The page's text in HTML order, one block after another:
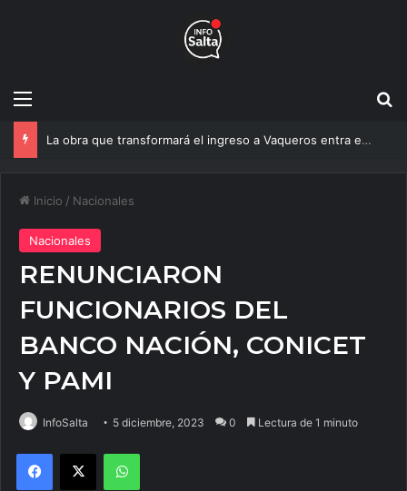
Menú
Un estudio de la UNSa busca revolucionar las casas de adobe y hacerlas más seguras
Inicio / Nacionales
Nacionales
RENUNCIARON
FUNCIONARIOS DEL
BANCO NACIÓN, CONICET
Y PAMI
InfoSalta 5 diciembre, 2023 0 Lectura de 1 minuto
Facebook
X WhatsApp